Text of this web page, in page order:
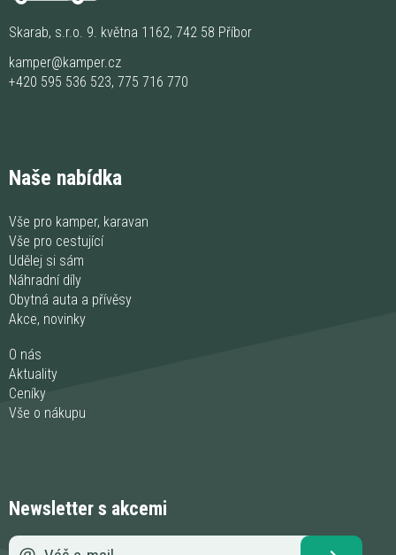
Skarab, s.r.o. 9. května 1162, 742 58 Příbor
kamper@kamper.cz
+420 595 536 523, 775 716 770
Naše nabídka
Vše pro kamper, karavan
Vše pro cestující
Udělej si sám
Náhradní díly
Obytná auta a přívěsy
Akce, novinky
O nás
Aktuality
Ceníky
Vše o nákupu
Newsletter s akcemi